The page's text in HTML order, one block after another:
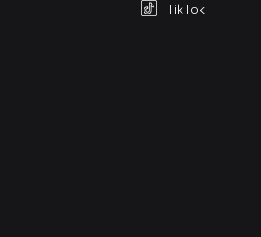
TikTok